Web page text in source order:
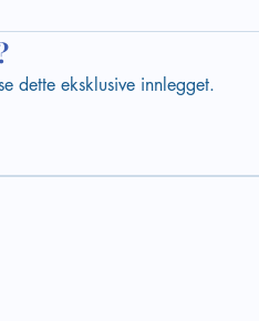
dette eksklusive innlegget.